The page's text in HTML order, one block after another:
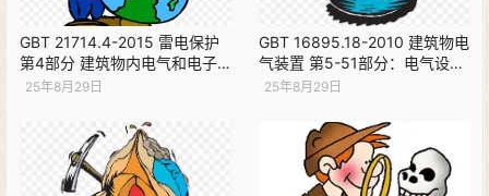
GBT 21714.4-2015 雷电保护
第4部分 建筑物内电气和电子
系统 PDF下载
25年8月29日
GBT 16895.18-2010 建筑物电
气装置 第5-51部分：电气设备
的选择和安装 通用规则 PDF下
25年8月29日